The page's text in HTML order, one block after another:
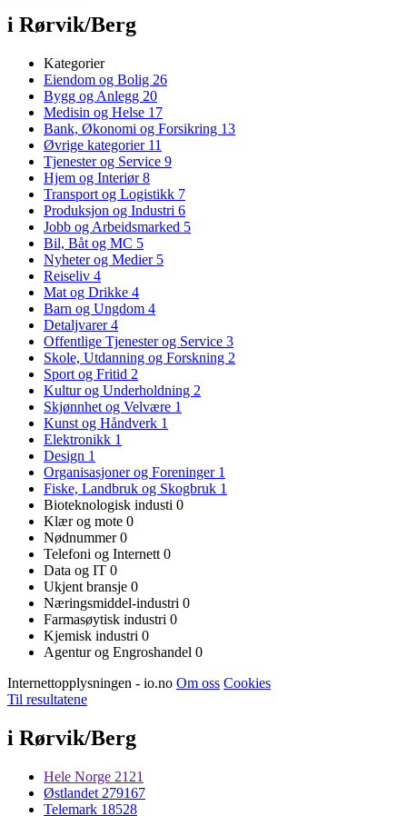
i Rørvik/Berg
Kategorier
Eiendom og Bolig 26
Bygg og Anlegg 20
Medisin og Helse 17
Bank, Økonomi og Forsikring 13
Øvrige kategorier 11
Tjenester og Service 9
Hjem og Interiør8
Transport og Logistikk 7
Produksjon og Industri 6
Jobb og Arbeidsmarked 5
Bil, Båt og MC 5
Nyheter og Medier 5
Reiseliv 4
Mat og Drikke 4
Barn og Ungdom 4
Detaljvarer4
Offentlige Tjenester og Service 3
Skole, Utdanning og Forskning 2
Sport og Fritid 2
Kultur og Underholdning 2
Skjønnhet og Velvære 1
Kunst og Håndverk 1
Elektronikk 1
Design 1
Organisasjoner og Foreninger 1
Fiske, Landbruk og Skogbruk 1
Bioteknologisk industi 0
Klær og mote 0
Nødnummer0
Telefoni og Internett 0
Data og IT 0
Ukjent bransje 0
Næringsmiddel-industri 0
Farmasøytisk industri 0
Kjemisk industri 0
Agentur og Engroshandel 0
Internettopplysningen - io.no Om oss Cookies
Til resultatene
i Rørvik/Berg
Hele Norge 2121
Østlandet 279167
Telemark 18528